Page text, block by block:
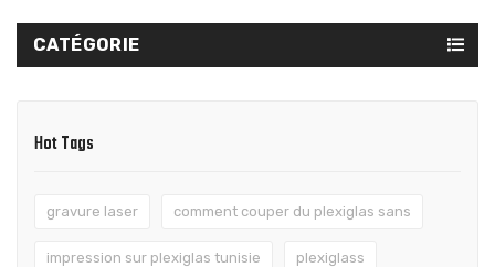
CATÉGORIE
Hot Tags
gravure laser comment couper du plexiglas sans
impression sur plexiglas tunisie plexiglass